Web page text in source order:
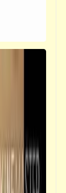
النفاق
طبلة ستايل